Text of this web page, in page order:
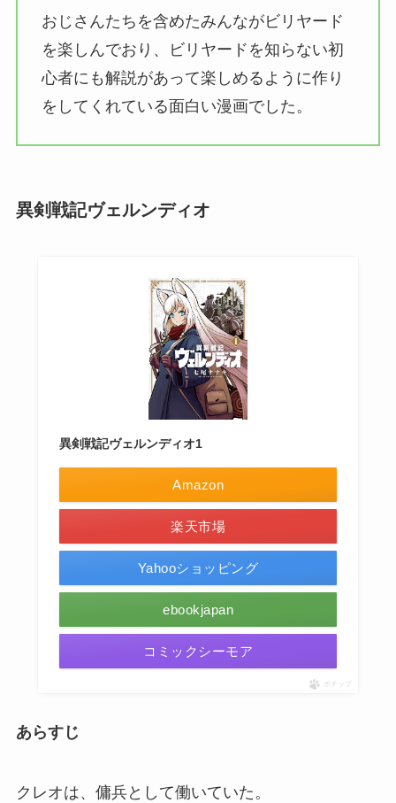
おじさんたちを含めたみんながビリヤード
を楽しんでおり、ビリヤードを知らない初
心者にも解説があって楽しめるように作り
をしてくれている面白い漫画でした。
異剣戦記ヴェルンディオ
異剣戦記ヴェルンディオ1
Amazon
楽天市場
Yahooショッピング
ebookjapan
コミックシーモア
ポチップ
あらすじ
クレオは、傭兵として働いていた。